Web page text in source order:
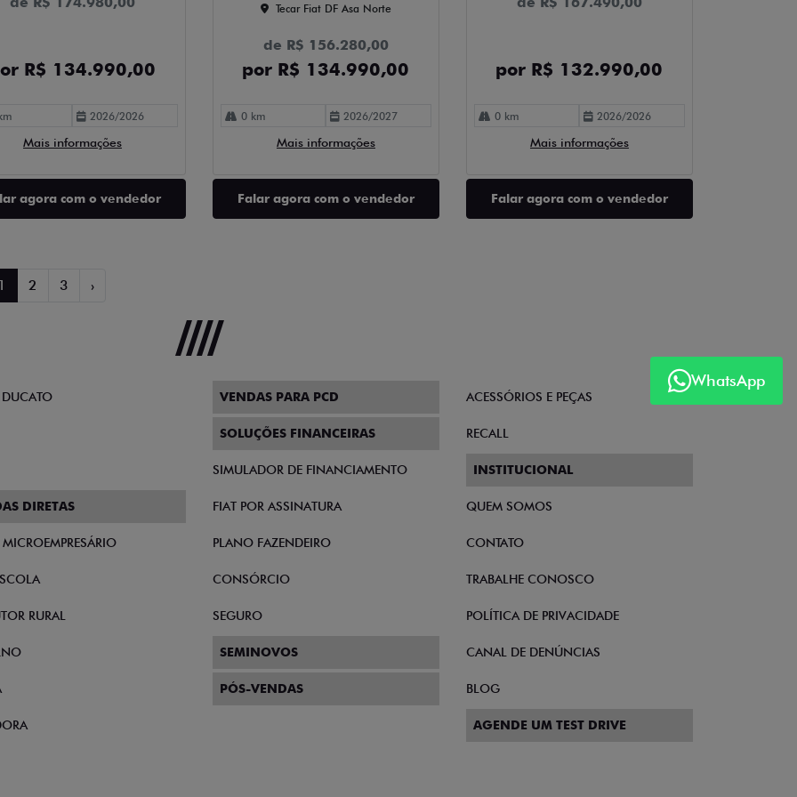
R$ 134.990,00
2026/2026
Mais informações
agora com o vendedor
Tecar Fiat DF Asa Norte
de R$ 156.280,00
por R$ 134.990,00
0 km 2026/2027
Mais informações
Falar agora com o vendedor
por R$ 132.990,00
0 km 2026/2026
Mais informações
Falar agora com o vendedor
1 2 3 ›
WhatsApp
DIRETAS
RURAL
VENDAS PARA PCD
SOLUÇÕES FINANCEIRAS
SIMULADOR DE FINANCIAMENTO
FIAT POR ASSINATURA
PLANO FAZENDEIRO
CONSÓRCIO
SEGURO
SEMINOVOS
PÓS-VENDAS
ACESSÓRIOS E PEÇAS
RECALL
INSTITUCIONAL
QUEM SOMOS
CONTATO
TRABALHE CONOSCO
POLÍTICA DE PRIVACIDADE
CANAL DE DENÚNCIAS
BLOG
AGENDE UM TEST DRIVE